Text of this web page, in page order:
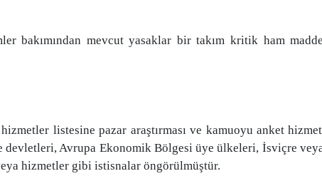
bakımından mevcut yasaklar bir takım kritik ham
listesine pazar araştırması ve kamuoyu anket
Avrupa Ekonomik Bölgesi üye ülkeleri, İsviçre
hizmetler gibi istisnalar öngörülmüştür.